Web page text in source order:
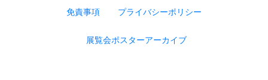
免責事項 プライバシーポリシー
展覧会ポスターアーカイブ